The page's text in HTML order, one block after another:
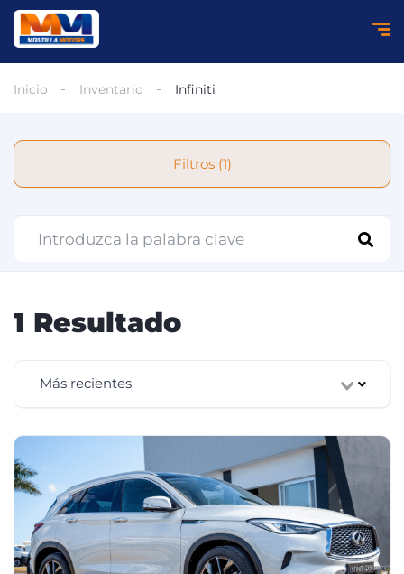
Inicio Inventario Infiniti
Filtros (1)
1 Resultado
Más recientes